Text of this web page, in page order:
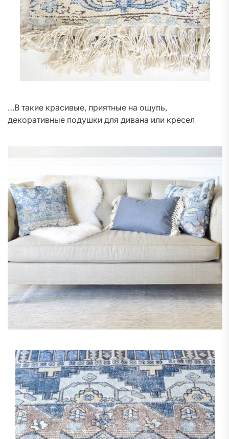
…В такие красивые, приятные на ощупь,
декоративные подушки для дивана или кресел